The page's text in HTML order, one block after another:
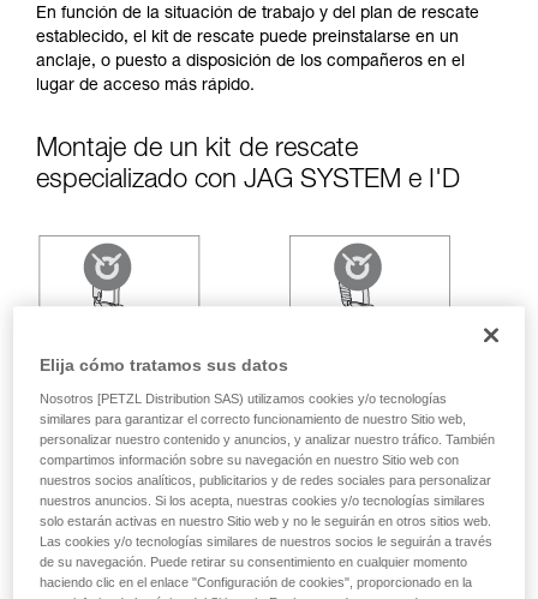
autónoma.
Damos ejemplos de técnicas relacionadas con
su actividad. Pueden existir otras que no
describimos aquí.
En función de la situación de trabajo y del plan de rescate
establecido, el kit de rescate puede preinstalarse en un
anclaje, o puesto a disposición de los compañeros en el
lugar de acceso más rápido.
Montaje de un kit de rescate
especializado con JAG SYSTEM e I'D
Elija cómo tratamos sus datos
Nosotros [PETZL Distribution SAS) utilizamos cookies y/o tecnologías
similares para garantizar el correcto funcionamiento de nuestro Sitio web,
personalizar nuestro contenido y anuncios, y analizar nuestro tráfico. También
compartimos información sobre su navegación en nuestro Sitio web con
nuestros socios analíticos, publicitarios y de redes sociales para personalizar
nuestros anuncios. Si los acepta, nuestras cookies y/o tecnologías similares
solo estarán activas en nuestro Sitio web y no le seguirán en otros sitios web.
Las cookies y/o tecnologías similares de nuestros socios le seguirán a través
de su navegación. Puede retirar su consentimiento en cualquier momento
haciendo clic en el enlace "Configuración de cookies", proporcionado en la